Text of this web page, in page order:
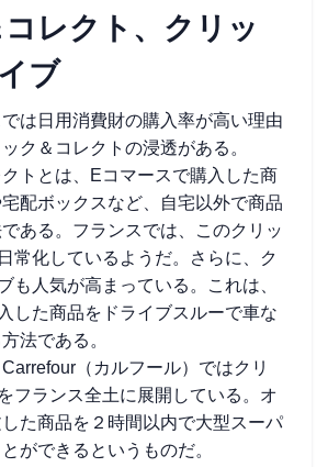
コレクト、クリッ
ブ
は日用消費財の購入率が高い理由
ク＆コレクトの浸透がある。
トとは、Eコマースで購入した商
配ボックスなど、自宅以外で商品
ある。フランスでは、このクリッ
常化しているようだ。さらに、ク
も人気が高まっている。これは、
した商品をドライブスルーで車な
法である。
（カルフール）ではクリ
フランス全土に展開している。オ
た商品を２時間以内で大型スーパ
ができるというものだ。